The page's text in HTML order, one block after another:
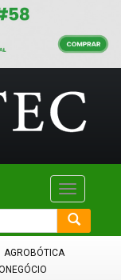
Toggle
AGROBÓTICA